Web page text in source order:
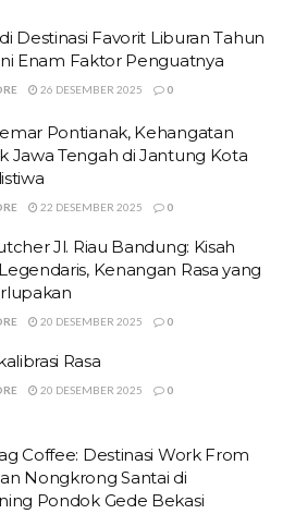
Destinasi Favorit Liburan Tahun
Enam Faktor Penguatnya
26 DESEMBER 2025 0
Pontianak, Kehangatan
Jawa Tengah di Jantung Kota
22 DESEMBER 2025 0
Jl. Riau Bandung: Kisah
Kenangan Rasa yang
20 DESEMBER 2025 0
Rasa
20 DESEMBER 2025 0
Coffee: Destinasi Work From
Nongkrong Santai di
Pondok Gede Bekasi